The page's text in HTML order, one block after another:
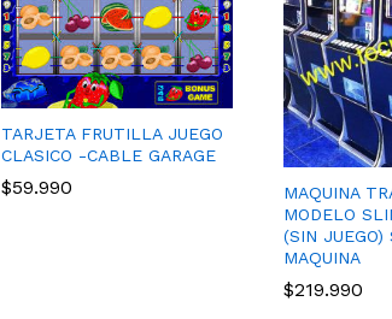
TARJETA FRUTILLA JUEGO
CLASICO -CABLE GARAGE
$59.990
$59.990
MAQUINA
MODELO
(SIN JUEGO)
MAQUINA
$219.990
$219.990